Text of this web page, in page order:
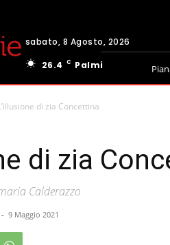
sabato, 8 Agosto, 2026
26.4
C Palmi
di zia Concettina
di zia
Calderazzo
- 9 Maggio 2021